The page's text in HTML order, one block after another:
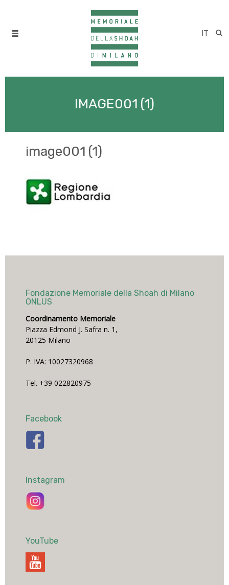
IT
IMAGE001 (1)
image001 (1)
Fondazione Memoriale della Shoah di Milano
ONLUS
Coordinamento Memoriale
Piazza Edmond J. Safra n. 1,
20125 Milano
P. IVA: 10027320968
Tel. +39 022820975
Facebook
Instagram
YouTube